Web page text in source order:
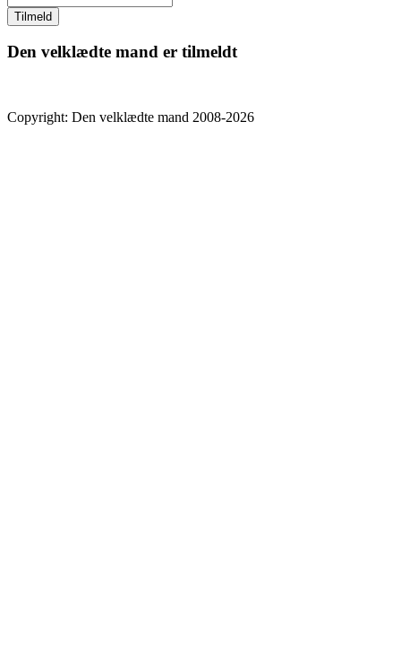
Den velklædte mand er tilmeldt
Copyright: Den velklædte mand 2008-2026